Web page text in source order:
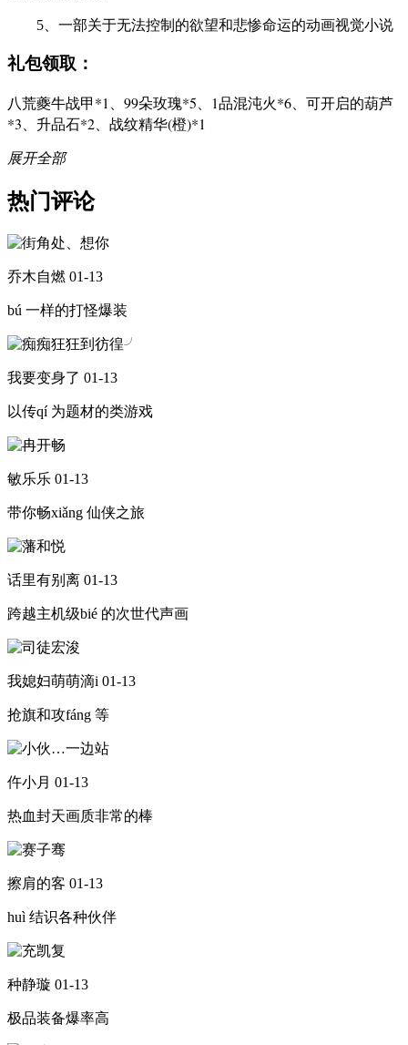
5、一部关于无法控制的欲望和悲惨命运的动画视觉小说
礼包领取：
八荒夔牛战甲*1、99朵玫瑰*5、1品混沌火*6、可开启的葫芦
*3、升品石*2、战纹精华(橙)*1
展开全部
热门评论
乔木自燃 01-13
bú 一样的打怪爆装
我要变身了 01-13
以传qí 为题材的类游戏
敏乐乐 01-13
带你畅xiǎng 仙侠之旅
话里有别离 01-13
跨越主机级bié 的次世代声画
我媳妇萌萌滴i 01-13
抢旗和攻fáng 等
仵小月 01-13
热血封天画质非常的棒
擦肩的客 01-13
huì 结识各种伙伴
种静璇 01-13
极品装备爆率高